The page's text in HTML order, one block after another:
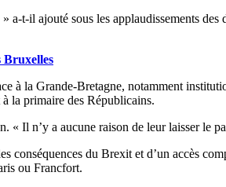
a-t-il ajouté sous les applaudissements
Bruxelles
à la Grande-Bretagne, notamment
la primaire des Républicains.
Il n’y a aucune raison de leur laisser le
du Brexit et d’un accès
ou Francfort.